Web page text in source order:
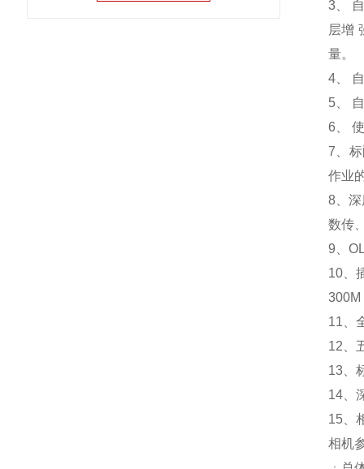
3、
层增
量。
4、
5、
6、
7、
作业
8、
数传
9、
10、
300M
11、
12、
13、
14、
15、
相机